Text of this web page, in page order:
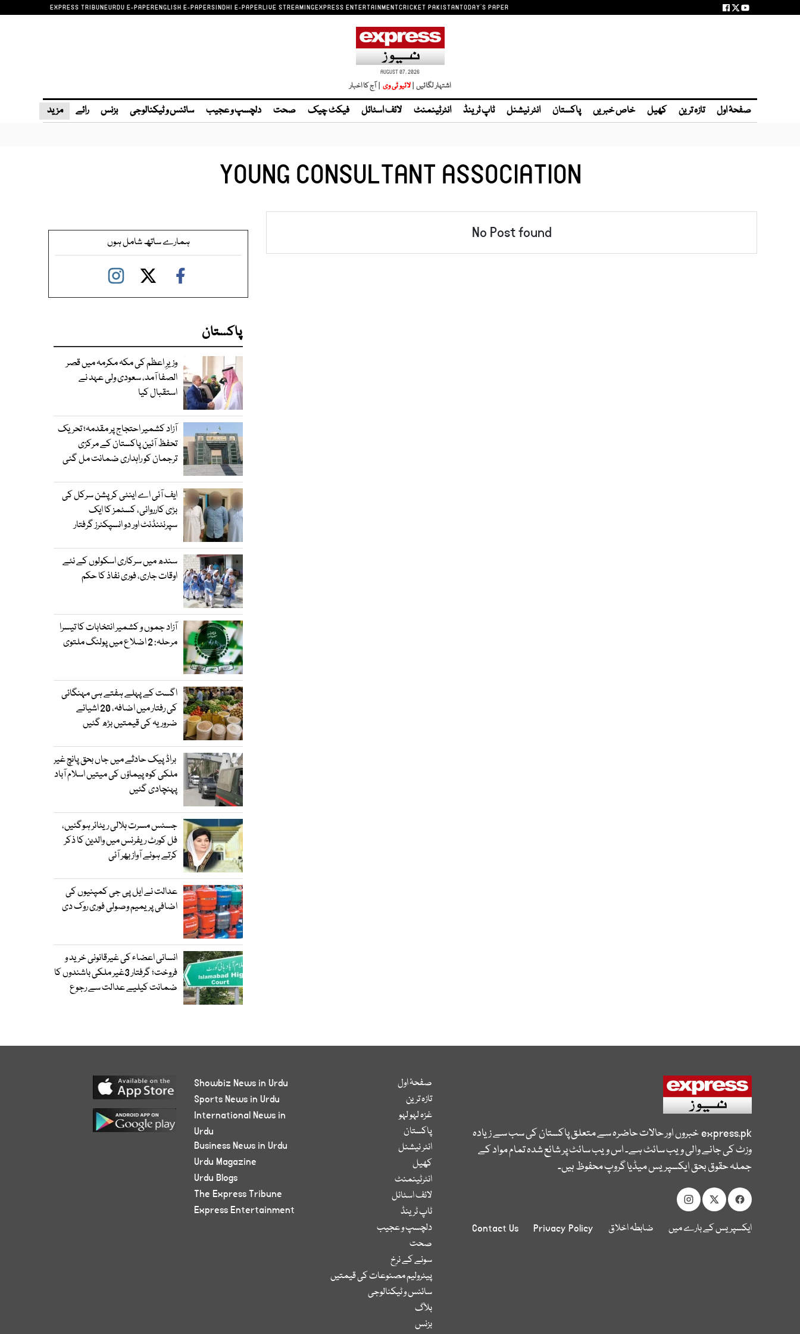
EXPRESS TRIBUNEURDU E-PAPERENGLISH E-PAPERSINDHI E-PAPERLIVE STREAMINGEXPRESS ENTERTAINMENTCRICKET PAKISTANTODAY'S PAPER
AUGUST 07, 2026
اشتہار لگائیں | | آج کا اخبار
صفحۂ اول تازہ ترین کھیل خاص خبریں پاکستان انٹر نیشنل ٹاپ ٹرینڈ انٹرٹینمنٹ لائف اسٹائل فیکٹ چیک صحت دلچسپ و عجیب سائنس و ٹیکنالوجی بزنس رائے مزید
YOUNG CONSULTANT ASSOCIATION
No Post found ہمارے ساتھ شامل ہوں
پاکستان
وزیرِ اعظم کی مکہ مکرمہ میں قصر
الصفا آمد، سعودی ولی عہد نے
استقبال کیا
آزاد کشمیر احتجاج پر مقدمہ؛ تحریک
تحفظ آئین پاکستان کے مرکزی
ترجمان کو راہداری ضمانت مل گئی
ایف آئی اے اینٹی کرپشن سرکل کی
بڑی کارروائی، کسٹمز کا ایک
سپرنٹنڈنٹ اور دو انسپکٹرز گرفتار
سندھ میں سرکاری اسکولوں کے نئے
اوقات جاری، فوری نفاذ کا حکم
آزاد جموں و کشمیر انتخابات کا تیسرا
مرحلہ: 2 اضلاع میں پولنگ ملتوی
اگست کے پہلے ہفتے ہی مہنگائی
کی رفتار میں اضافہ، 20 اشیائے
ضروریہ کی قیمتیں بڑھ گئیں
براڈ پیک حادثے میں جاں بحق پانچ غیر
ملکی کوہ پیماؤں کی میتیں اسلام آباد
پہنچادی گئیں
جسٹس مسرت ہلالی ریٹائر ہوگئیں،
فل کورٹ ریفرنس میں والدین کا ذکر
کرتے ہوئے آواز بھر آئی
عدالت نے ایل پی جی کمپنیوں کی
اضافی پریمیم وصولی فوری روک دی
انسانی اعضاء کی غیرقانونی خرید و
فروخت؛ گرفتار 3غیر ملکی باشندوں کا
ضمانت کیلیے عدالت سے رجوع
express.pkخبروں اور حالات حاضرہ سے متعلق پاکستان کی سب سے زیادہ
وزٹ کی جانے والی ویب سائٹ ہے۔ اس ویب سائٹ پر شائع شدہ تمام مواد کے
جملہ حقوق بحق ایکسپریس میڈیا گروپ محفوظ ہیں۔
ایکسپریس کے بارے میں ضابطہ اخلاق Privacy Policy
Contact Us
صفحۂ اول
تازہ ترین
غزہ لہو لہو
پاکستان
انٹر نیشنل
کھیل
انٹرٹینمنٹ
لائف اسٹائل
ٹاپ ٹرینڈ
دلچسپ و عجیب
صحت
سونے کے نرخ
پیٹرولیم مصنوعات کی قیمتیں
سائنس و ٹیکنالوجی
بلاگ
بزنس
Showbiz News in Urdu
Sports News in Urdu
International News in
Urdu
Business News in Urdu
Urdu Magazine
Urdu Blogs
The Express Tribune
Express Entertainment